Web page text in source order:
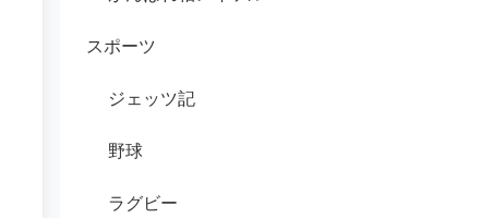
スポーツ
ジェッツ記
野球
ラグビー